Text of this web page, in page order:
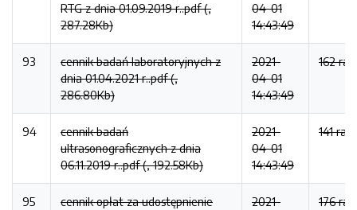
RTG z dnia 01.09.2019 r..pdf (,
287.28Kb)
04-01
14:43:49
93
cennik badań laboratoryjnych z
dnia 01.04.2021 r..pdf (,
286.80Kb)
2021-
04-01
14:43:49
162
94
cennik badań
ultrasonograficznych z dnia
06.11.2019 r..pdf (, 192.58Kb)
2021-
04-01
14:43:49
141
95
cennik opłat za udostępnienie
2021-
176